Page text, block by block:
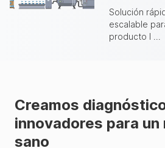
Solución
escalable
producto l ...
Creamos
innovadores para un
sano